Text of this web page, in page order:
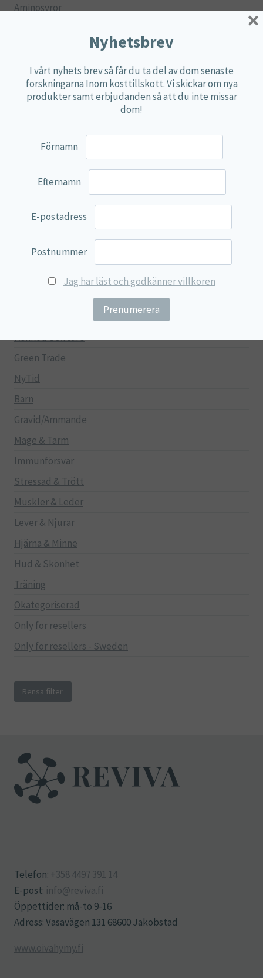
Aminosyror
Mjölksyrebakterier
Matsmältningsenzymer
Alger
Näringspulver
Övriga kosttillskott
EVP Nutrition
Multi Nutrient
Reviva Nutrition
Svenska Örtmedicinska Institutet
Kenkou Selfcare
Green Trade
NyTid
Barn
Gravid/Ammande
Mage & Tarm
Immunförsvar
Stressad & Trött
Muskler & Leder
Lever & Njurar
Hjärna & Minne
Hud & Skönhet
Träning
Okategoriserad
Only for resellers
Only for resellers - Sweden
Rensa filter
Telefon: +358 4497 391 14
E-post: info@reviva.fi
Öppettider: må-to 9-16
Adress: Vasavägen 131 68600 Jakobstad
www.oivahymy.fi
Nyhetsbrev
I vårt nyhets brev så får du ta del av dom senaste
forskningarna Inom kosttillskott. Vi skickar om nya
produkter samt erbjudanden så att du inte missar
dom!
Förnamn
Efternamn
E-postadress
Postnummer
Jag har läst och godkänner villkoren
×